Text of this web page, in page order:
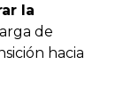
la
de
hacia